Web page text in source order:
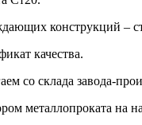
конструкций –
качества.
склада завода-
металлопроката на